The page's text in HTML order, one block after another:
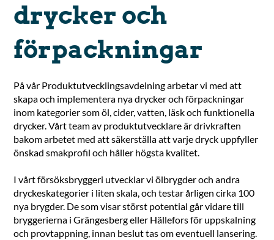
drycker och
förpackningar
På vår Produktutvecklingsavdelning arbetar vi med att
skapa och implementera nya drycker och förpackningar
inom kategorier som öl, cider, vatten, läsk och funktionella
drycker. Vårt team av produktutvecklare är drivkraften
bakom arbetet med att säkerställa att varje dryck uppfyller
önskad smakprofil och håller högsta kvalitet.
I vårt försöksbryggeri utvecklar vi ölbrygder och andra
dryckeskategorier i liten skala, och testar årligen cirka 100
nya brygder. De som visar störst potential går vidare till
bryggerierna i Grängesberg eller Hällefors för uppskalning
och provtappning, innan beslut tas om eventuell lansering.